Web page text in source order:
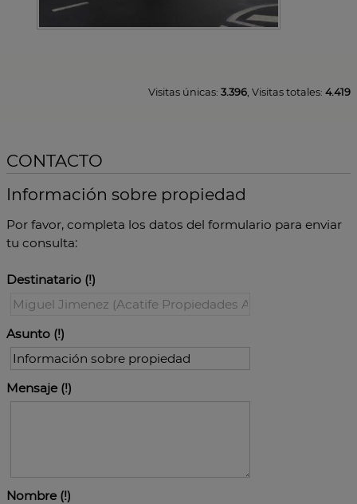
Visitas únicas: 3.396 , Visitas totales: 4.419
CONTACTO
Información sobre propiedad
Por favor, completa los datos del formulario para enviar
tu consulta:
Destinatario
Asunto
Mensaje
Nombre